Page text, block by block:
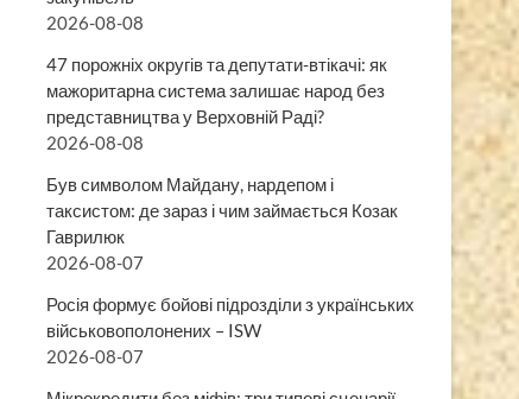
2026-08-08
47 порожніх округів та депутати-втікачі: як
мажоритарна система залишає народ без
представництва у Верховній Раді?
2026-08-08
Був символом Майдану, нардепом і
таксистом: де зараз і чим займається Козак
Гаврилюк
2026-08-07
Росія формує бойові підрозділи з українських
військовополонених – ISW
2026-08-07